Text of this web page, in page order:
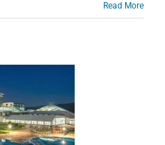
Read More
kongres
stomatologa i 8.
Kongres
stomatologa